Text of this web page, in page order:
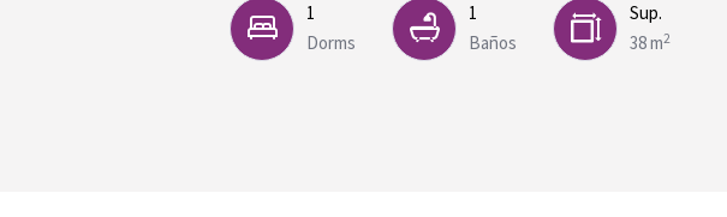
1
Dorms
1
Baños
Sup.
38 m2